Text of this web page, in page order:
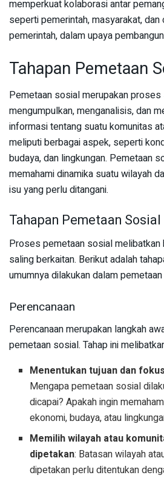
memperkuat kolaborasi antar
seperti pemerintah, masyarakat, dan
pemerintah, dalam upaya
Tahapan Pemetaan
Pemetaan sosial merupakan
mengumpulkan, menganalisis, dan
informasi tentang suatu komunitas
meliputi berbagai aspek, seperti
budaya, dan lingkungan. Pemetaan
memahami dinamika suatu wilayah
isu yang perlu ditangani.
Tahapan Pemetaan Sosial
Proses pemetaan sosial melibatkan
saling berkaitan. Berikut adalah
umumnya dilakukan dalam
Perencanaan
Perencanaan merupakan langkah
pemetaan sosial. Tahap ini
Menentukan tujuan dan
Mengapa pemetaan sosial
dicapai? Apakah ingin
ekonomi, budaya, atau
Memilih wilayah atau
dipetakan: Batasan wilayah
dipetakan perlu ditentukan